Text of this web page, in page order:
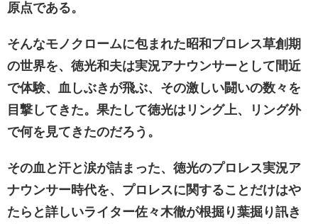
原点である。
そんなモノクロームに包まれた昭和プロレス草創期
の世界を、徳光和夫は実況アナウンサーとして間近
で体験、血しぶきが飛ぶ、その激しい闘いの数々を
目撃してきた。果たして徳光はリング上、リング外
で何を見てきたのだろう。
その血と汗と涙が詰まった、徳光のプロレス実況ア
ナウンサー時代を、プロレスに関することだけはや
たらと詳しいライター佐々木徹が根掘り葉掘り訊き